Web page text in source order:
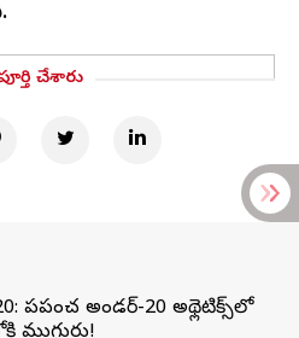
పూర్తి చేశారు
ప్రపంచ అండర్-20 అథ్లెటిక్స్‌లో